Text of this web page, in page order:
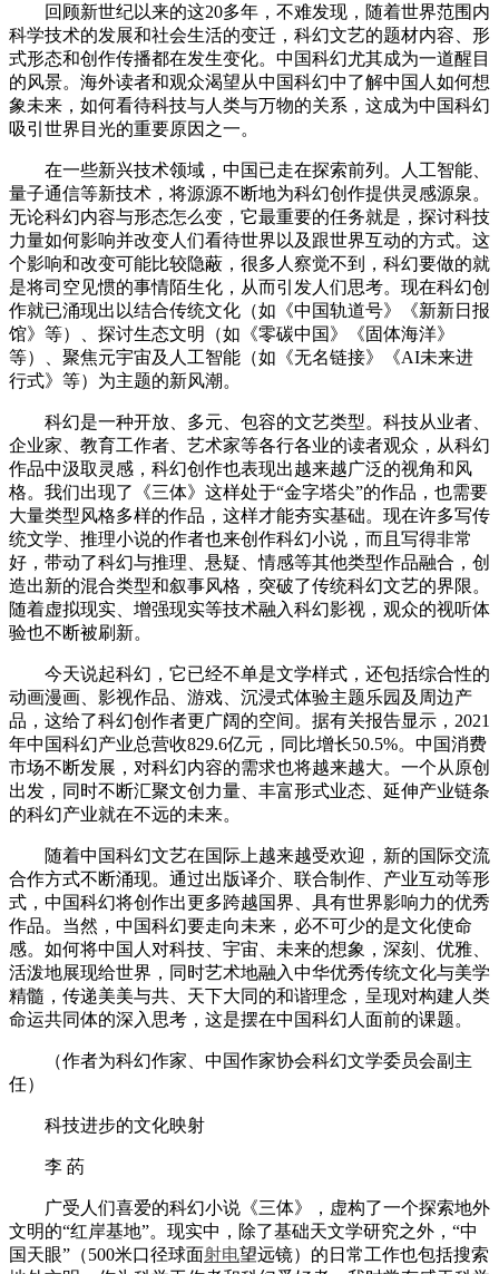
回顾新世纪以来的这20多年，不难发现，随着世界范围内
科学技术的发展和社会生活的变迁，科幻文艺的题材内容、形
式形态和创作传播都在发生变化。中国科幻尤其成为一道醒目
的风景。海外读者和观众渴望从中国科幻中了解中国人如何想
象未来，如何看待科技与人类与万物的关系，这成为中国科幻
吸引世界目光的重要原因之一。
在一些新兴技术领域，中国已走在探索前列。人工智能、
量子通信等新技术，将源源不断地为科幻创作提供灵感源泉。
无论科幻内容与形态怎么变，它最重要的任务就是，探讨科技
力量如何影响并改变人们看待世界以及跟世界互动的方式。这
个影响和改变可能比较隐蔽，很多人察觉不到，科幻要做的就
是将司空见惯的事情陌生化，从而引发人们思考。现在科幻创
作就已涌现出以结合传统文化（如《中国轨道号》《新新日报
馆》等）、探讨生态文明（如《零碳中国》《固体海洋》
等）、聚焦元宇宙及人工智能（如《无名链接》《AI未来进
行式》等）为主题的新风潮。
科幻是一种开放、多元、包容的文艺类型。科技从业者、
企业家、教育工作者、艺术家等各行各业的读者观众，从科幻
作品中汲取灵感，科幻创作也表现出越来越广泛的视角和风
格。我们出现了《三体》这样处于“金字塔尖”的作品，也需要
大量类型风格多样的作品，这样才能夯实基础。现在许多写传
统文学、推理小说的作者也来创作科幻小说，而且写得非常
好，带动了科幻与推理、悬疑、情感等其他类型作品融合，创
造出新的混合类型和叙事风格，突破了传统科幻文艺的界限。
随着虚拟现实、增强现实等技术融入科幻影视，观众的视听体
验也不断被刷新。
今天说起科幻，它已经不单是文学样式，还包括综合性的
动画漫画、影视作品、游戏、沉浸式体验主题乐园及周边产
品，这给了科幻创作者更广阔的空间。据有关报告显示，2021
年中国科幻产业总营收829.6亿元，同比增长50.5%。中国消费
市场不断发展，对科幻内容的需求也将越来越大。一个从原创
出发，同时不断汇聚文创力量、丰富形式业态、延伸产业链条
的科幻产业就在不远的未来。
随着中国科幻文艺在国际上越来越受欢迎，新的国际交流
合作方式不断涌现。通过出版译介、联合制作、产业互动等形
式，中国科幻将创作出更多跨越国界、具有世界影响力的优秀
作品。当然，中国科幻要走向未来，必不可少的是文化使命
感。如何将中国人对科技、宇宙、未来的想象，深刻、优雅、
活泼地展现给世界，同时艺术地融入中华优秀传统文化与美学
精髓，传递美美与共、天下大同的和谐理念，呈现对构建人类
命运共同体的深入思考，这是摆在中国科幻人面前的课题。
（作者为科幻作家、中国作家协会科幻文学委员会副主
任）
科技进步的文化映射
李 菂
广受人们喜爱的科幻小说《三体》，虚构了一个探索地外
文明的“红岸基地”。现实中，除了基础天文学研究之外，“中
国天眼”（500米口径球面射电望远镜）的日常工作也包括搜索